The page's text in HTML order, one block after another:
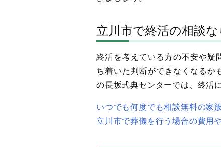
立川市で終活の相談
終活を考えている方の不安や疑
ち着いた判断ができなくなるか
の長坂式典センターでは、終活
いつでも何度でも相談無料の家
立川市で葬儀を行う場合の費用